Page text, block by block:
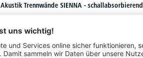
Akustik Trennwände SIENNA - schallabsorbierend
ab€ 242,10 statt€ 309,-